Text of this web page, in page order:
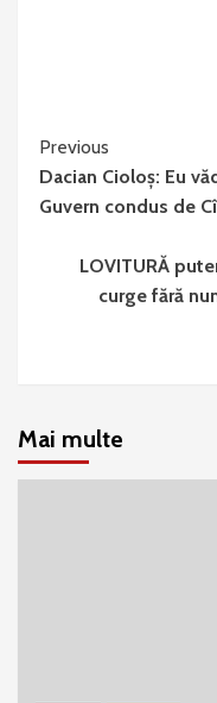
Continue
Reading
Previous
Dacian Cioloș: Eu
Guvern condus de
LOVITURĂ
curge fără
Mai multe